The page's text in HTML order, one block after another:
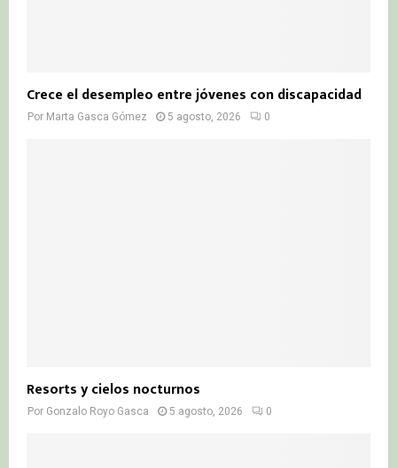
Crece el desempleo entre jóvenes con discapacidad
Por Marta Gasca Gómez 5 agosto, 2026 0
Resorts y cielos nocturnos
Por Gonzalo Royo Gasca 5 agosto, 2026 0